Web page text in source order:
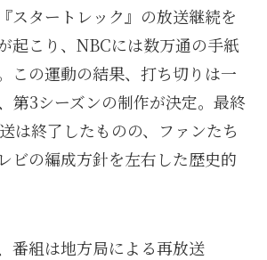
スタートレック』の放送継続を
起こり、NBCには数万通の手紙
この運動の結果、打ち切りは一
第3シーズンの制作が決定。最終
は終了したものの、ファンたち
ビの編成方針を左右した歴史的
番組は地方局による再放送